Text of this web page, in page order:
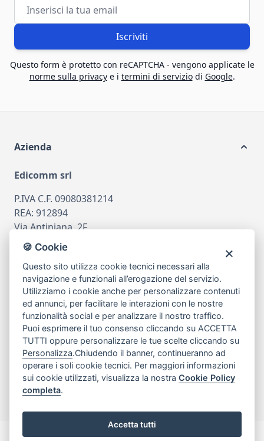
Indirizzo email
Iscriviti
Questo form è protetto con reCAPTCHA - vengono applicate le
norme sulla privacye i termini di serviziodi Google.
Azienda
Edicomm srl
P.IVA C.F. 09080381214
REA: 912894
Via Antiniana, 2F
80078 Pozzuoli
tel081.7515380
emailinfo@edicomm.it
Assistenza Clienti
Chi siamo
My Account
🍪 Cookie
Questo sito utilizza cookie tecnici necessari alla
navigazione e funzionali all’erogazione del servizio.
Utilizziamo i cookie anche per personalizzare contenuti
ed annunci, per facilitare le interazioni con le nostre
funzionalità social e per analizzare il nostro traffico.
Puoi esprimere il tuo consenso cliccando su ACCETTA
TUTTI oppure personalizzare le tue scelte cliccando su
Personalizza.Chiudendo il banner, continueranno ad
operare i soli cookie tecnici. Per maggiori informazioni
sui cookie utilizzati, visualizza la nostraCookie Policy
completa.
Accetta tutti